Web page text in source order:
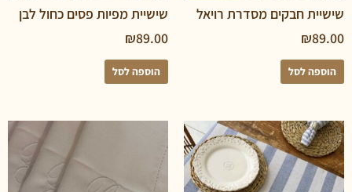
חבקים מסדרת רויאל
₪
לסל
שישיית מפיות פסים כחול לבן
₪
הוספה לסל